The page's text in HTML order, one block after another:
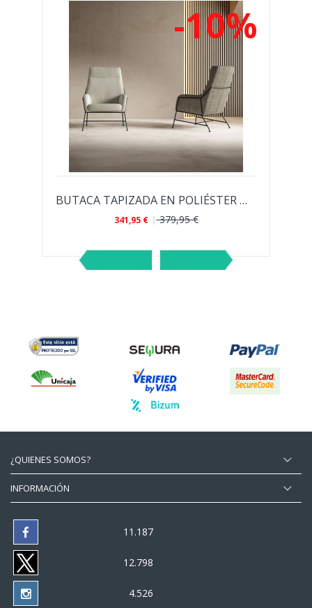
-10%
BUTACA TAPIZADA EN POLIÉSTER MALIBÚ PARA...
341,95 € 379,95 €
¿QUIENES SOMOS?
INFORMACIÓN
11.187
12.798
4.526